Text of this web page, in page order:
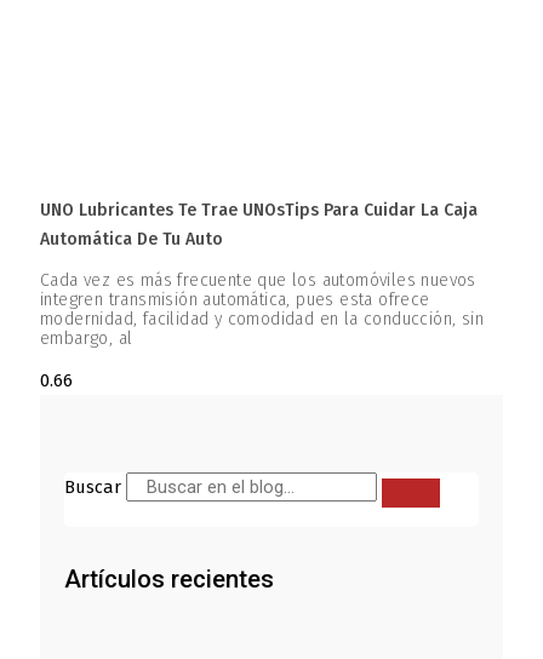
UNO Lubricantes Te Trae UNOsTips Para Cuidar La Caja
Automática De Tu Auto
Cada vez es más frecuente que los automóviles nuevos
integren transmisión automática, pues esta ofrece
modernidad, facilidad y comodidad en la conducción, sin
embargo, al
Buscar
Artículos recientes